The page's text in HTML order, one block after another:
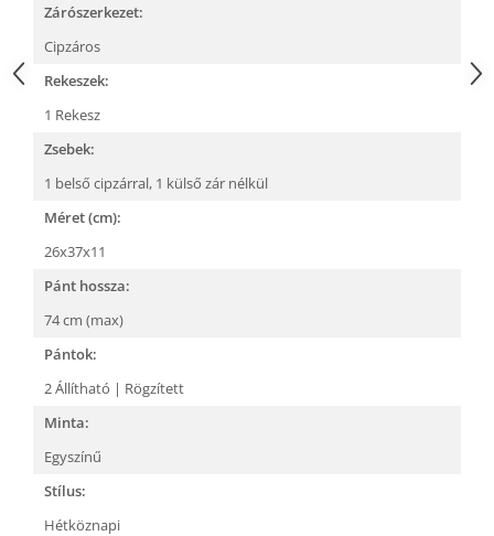
Zárószerkezet:
Cipzáros
Rekeszek:
1 Rekesz
Zsebek:
1 belső cipzárral, 1 külső zár nélkül
Méret (cm):
26x37x11
Pánt hossza:
74 cm (max)
Pántok:
2 Állítható | Rögzített
Minta:
Egyszínű
Stílus:
Hétköznapi